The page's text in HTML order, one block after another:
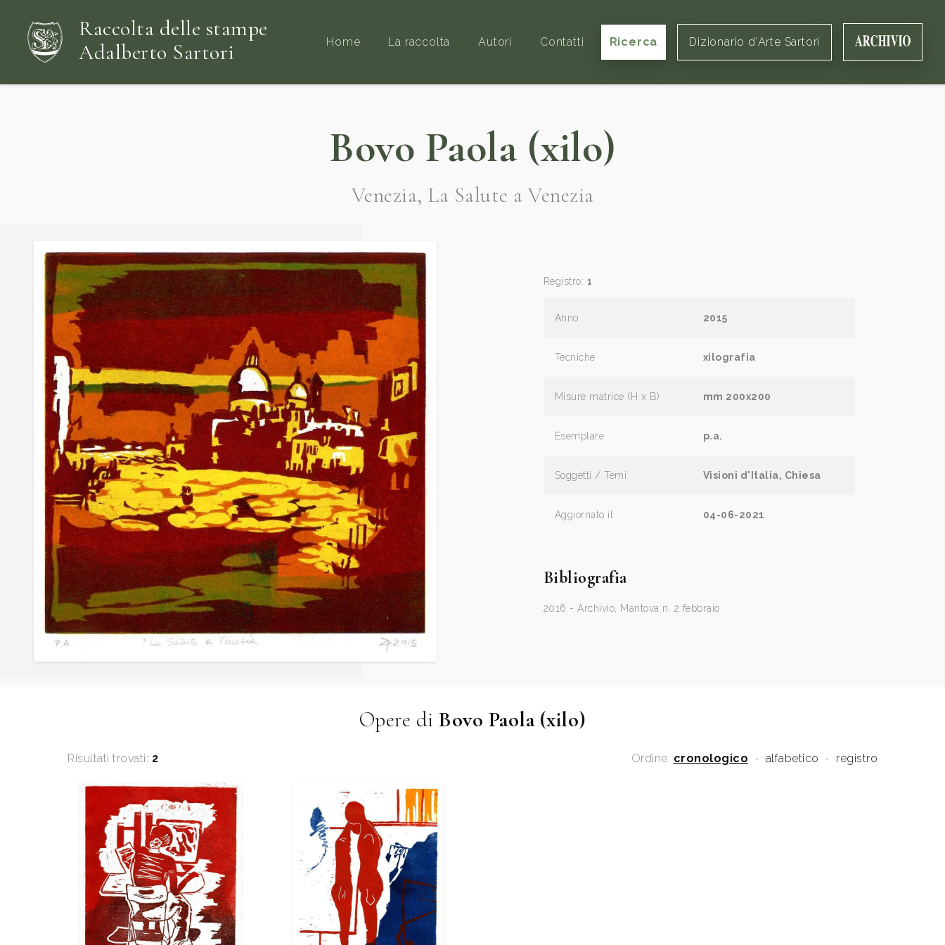
Raccolta delle stampe
Adalberto Sartori
Home La raccolta Autori Contatti Ricerca Dizionario d'Arte Sartori
Bovo Paola (xilo)
Venezia, La Salute a Venezia
Registro: 1
Anno 2015
Tecniche xilografia
Misure matrice (H x B) mm 200x200
Esemplare p.a.
Soggetti / Temi Visioni d'Italia, Chiesa
Aggiornato il 04-06-2021
Bibliografia
2016 - Archivio, Mantova n. 2 febbraio
Opere di Bovo Paola (xilo)
Risultati trovati: 2 Ordine: cronologico - alfabetico - registro